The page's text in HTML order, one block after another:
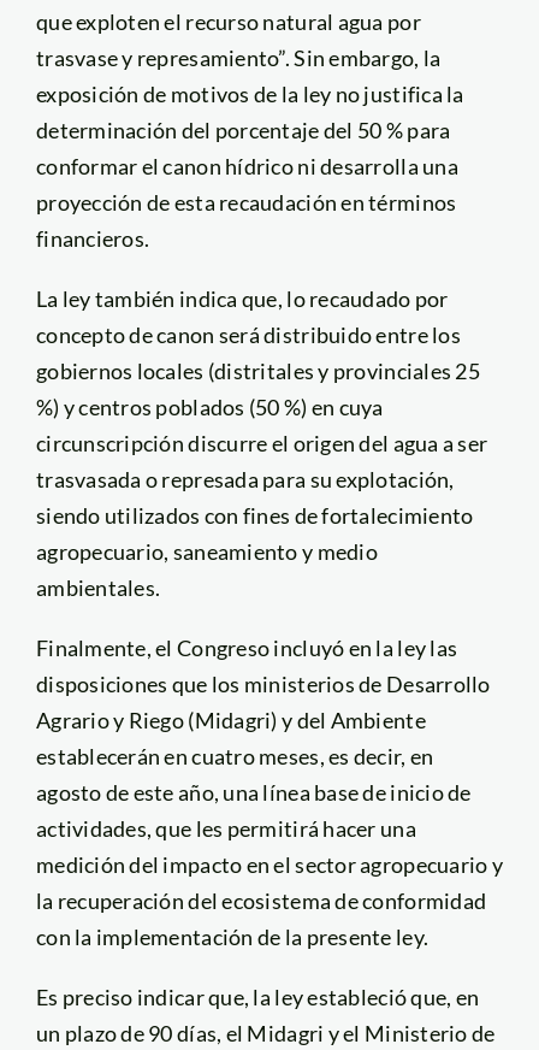
que exploten el recurso natural agua por
trasvase y represamiento”. Sin embargo, la
exposición de motivos de la ley no justifica la
determinación del porcentaje del 50 % para
conformar el canon hídrico ni desarrolla una
proyección de esta recaudación en términos
financieros.
La ley también indica que, lo recaudado por
concepto de canon será distribuido entre los
gobiernos locales (distritales y provinciales 25
%) y centros poblados (50 %) en cuya
circunscripción discurre el origen del agua a ser
trasvasada o represada para su explotación,
siendo utilizados con fines de fortalecimiento
agropecuario, saneamiento y medio
ambientales.
Finalmente, el Congreso incluyó en la ley las
disposiciones que los ministerios de Desarrollo
Agrario y Riego (Midagri) y del Ambiente
establecerán en cuatro meses, es decir, en
agosto de este año, una línea base de inicio de
actividades, que les permitirá hacer una
medición del impacto en el sector agropecuario y
la recuperación del ecosistema de conformidad
con la implementación de la presente ley.
Es preciso indicar que, la ley estableció que, en
un plazo de 90 días, el Midagri y el Ministerio de